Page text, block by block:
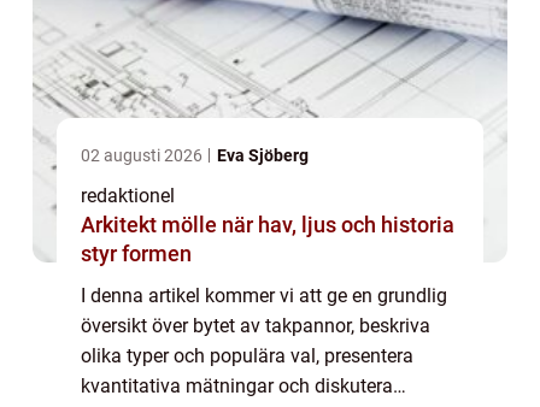
02 augusti 2026 Eva Sjöberg
redaktionel
Arkitekt mölle när hav, ljus och historia
styr formen
I denna artikel kommer vi att ge en grundlig
översikt över bytet av takpannor, beskriva
olika typer och populära val, presentera
kvantitativa mätningar och diskutera